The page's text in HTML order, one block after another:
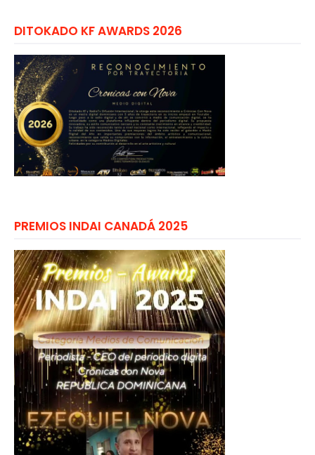
DITOKADO KF AWARDS 2026
PREMIOS INDAI CANADÁ 2025